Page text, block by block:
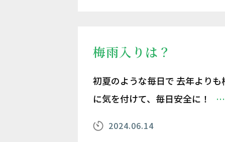
梅雨入りは？
初夏のような毎日で 去年より
に気を付けて、毎日安全に！ …
2024.06.14